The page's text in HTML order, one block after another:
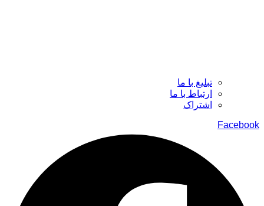
تبلیغ با ما
ارتباط با ما
اشتراک
Facebook